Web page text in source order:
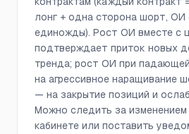
лонг + одна сторона шорт, ОИ
единожды). Рост ОИ вместе с
подтверждает приток новых
тренда; рост ОИ при
на агрессивное наращивание
— на закрытие позиций и
Можно следить за
кабинете или поставить